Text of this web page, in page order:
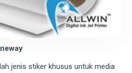
jenis stiker khusus untuk media